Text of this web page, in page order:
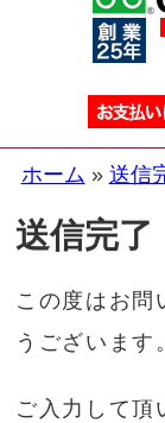
ホーム 送信
送信完了
この度はお問
うございます
ご入力して頂